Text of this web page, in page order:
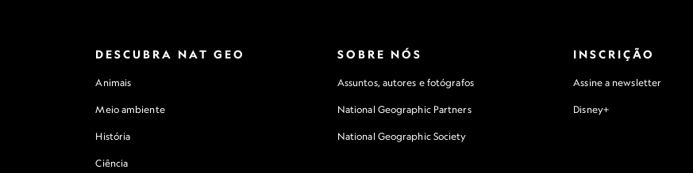
DESCUBRA NAT GEO
Animais
Meio ambiente
História
Ciência
SOBRE NÓS
Assuntos, autores e fotógrafos
National Geographic Partners
National Geographic Society
INSCRIÇÃO
Assine a newsletter
Disney+